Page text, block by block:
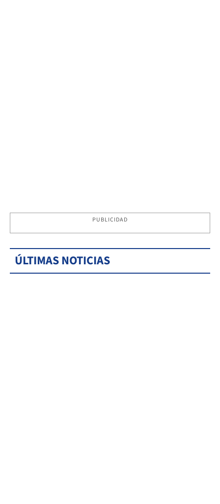
PUBLICIDAD
ÚLTIMAS NOTICIAS